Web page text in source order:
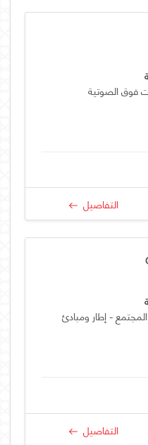
فوق الصوتية
التفاصيل
- إطار ومبادئ
التفاصيل